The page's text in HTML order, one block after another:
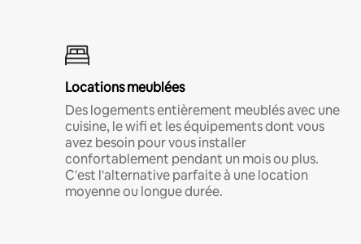
Locations meublées
Des logements entièrement meublés avec une
cuisine, le wifi et les équipements dont vous
avez besoin pour vous installer
confortablement pendant un mois ou plus.
C'est l'alternative parfaite à une location
moyenne ou longue durée.